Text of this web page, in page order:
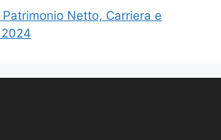
Netto, Carriera e